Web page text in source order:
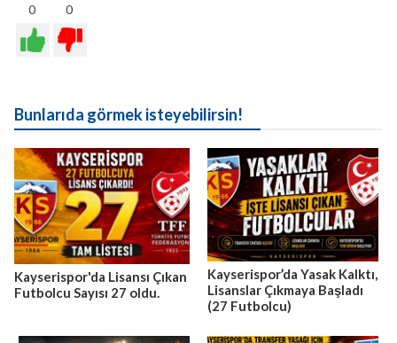
0 0
Bunlarıda görmek isteyebilirsin!
Kayserispor'da Lisansı Çıkan
Futbolcu Sayısı 27 oldu.
Kayserispor’da Yasak Kalktı,
Lisanslar Çıkmaya Başladı
(27 Futbolcu)